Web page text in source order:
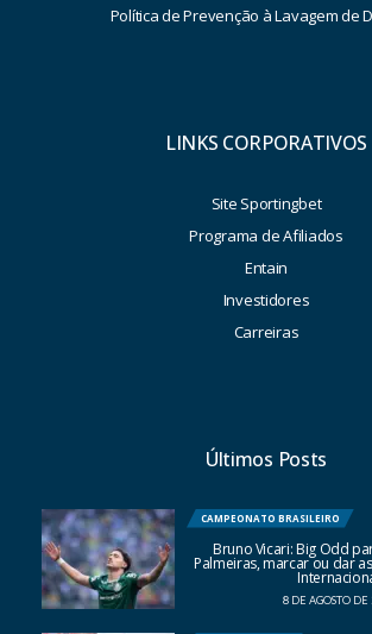
Política de Prevenção à Lavagem de
LINKS CORPORATIVOS
Site Sportingbet
Programa de Afiliados
Entain
Investidores
Carreiras
Últimos Posts
CAMPEONATO BRASILEIRO
Bruno Vicari: Big Odd
Palmeiras, marcar ou dar
8 DE AGOSTO DE